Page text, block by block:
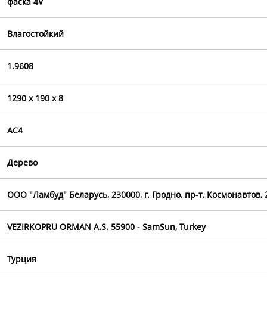
Влагостойкий
1.9608
1290 х 190 х 8
AC4
Дерево
OOO "Ламбуд" Беларусь, 230000, г. Гродно, пр-т. Космонавтов,
VEZIRKOPRU ORMAN A.S. 55900 - SamSun, Turkey
Турция